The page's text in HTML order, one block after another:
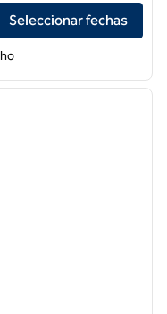
Hilton Santa Ana Orange
Seleccionar fechas